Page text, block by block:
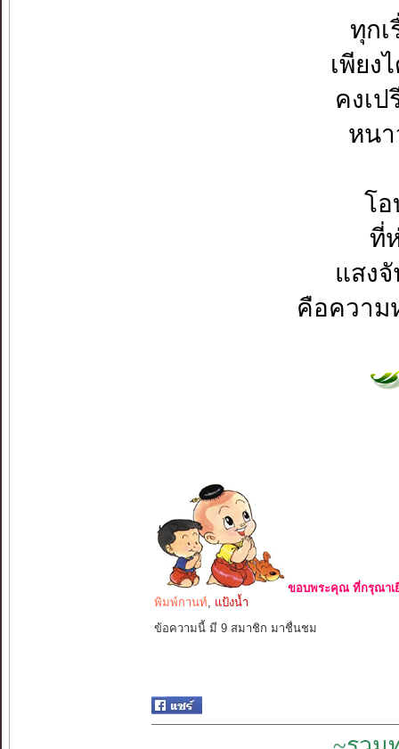
ทุก
เพียง
คงเ
หน
โอ
ที่
แสง
คือความ
ขอบพระคุณ ที่กรุณาเ
พิมพ์กานท์, แป้งน้ำ
ข้อความนี้ มี 9 สมาชิก มาชื่นชม